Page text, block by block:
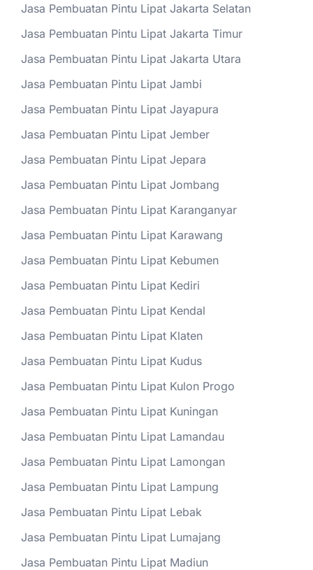
Jasa Pembuatan Pintu Lipat Jakarta Selatan
Jasa Pembuatan Pintu Lipat Jakarta Timur
Jasa Pembuatan Pintu Lipat Jakarta Utara
Jasa Pembuatan Pintu Lipat Jambi
Jasa Pembuatan Pintu Lipat Jayapura
Jasa Pembuatan Pintu Lipat Jember
Jasa Pembuatan Pintu Lipat Jepara
Jasa Pembuatan Pintu Lipat Jombang
Jasa Pembuatan Pintu Lipat Karanganyar
Jasa Pembuatan Pintu Lipat Karawang
Jasa Pembuatan Pintu Lipat Kebumen
Jasa Pembuatan Pintu Lipat Kediri
Jasa Pembuatan Pintu Lipat Kendal
Jasa Pembuatan Pintu Lipat Klaten
Jasa Pembuatan Pintu Lipat Kudus
Jasa Pembuatan Pintu Lipat Kulon Progo
Jasa Pembuatan Pintu Lipat Kuningan
Jasa Pembuatan Pintu Lipat Lamandau
Jasa Pembuatan Pintu Lipat Lamongan
Jasa Pembuatan Pintu Lipat Lampung
Jasa Pembuatan Pintu Lipat Lebak
Jasa Pembuatan Pintu Lipat Lumajang
Jasa Pembuatan Pintu Lipat Madiun